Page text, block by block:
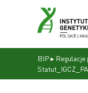
BIP▸ Regulacje